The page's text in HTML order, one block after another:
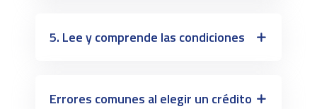
5. Lee y comprende las condiciones
Errores comunes al elegir un crédito